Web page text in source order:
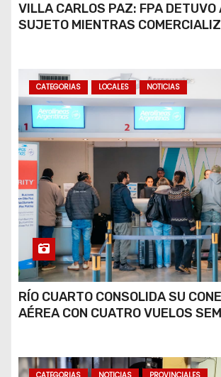
VILLA CARLOS PAZ: FPA DETUVO
SUJETO MIENTRAS
CATEGORIAS LOCALES NOTICIAS
RÍO CUARTO CONSOLIDA SU
AÉREA CON CUATRO VUELOS